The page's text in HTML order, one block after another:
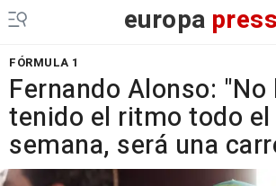
europa press
FÓRMULA 1
Fernando Alonso: "No
tenido el ritmo todo
semana, será una